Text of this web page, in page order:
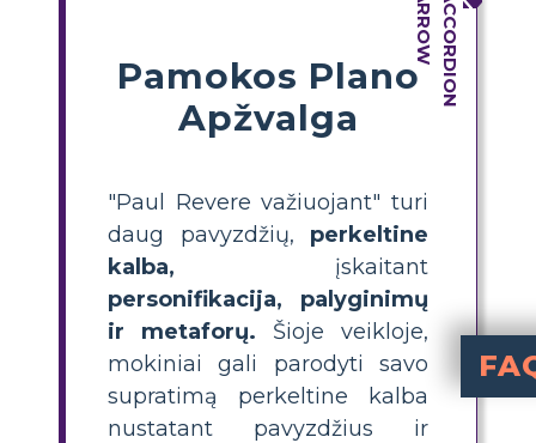
Pamokos Plano
Apžvalga
"Paul Revere važiuojant" turi
daug pavyzdžių, perkeltine
kalba, įskaitant
personifikacija, palyginimų
ir
metaforų. Šioje veikloje,
mokiniai gali parodyti savo
supratimą perkeltine kalba
nustatant pavyzdžius ir